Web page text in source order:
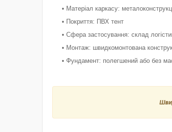
• Матеріал каркасу:
• Покриття: ПВХ тент
• Сфера застосування: склад
• Монтаж: швидкомонтована
• Фундамент: полегшений або без